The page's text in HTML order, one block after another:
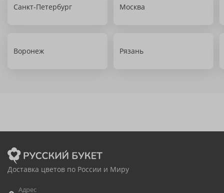
Санкт-Петербург Москва
Воронеж Рязань
Доставка цветов по России и Миру
Адрес